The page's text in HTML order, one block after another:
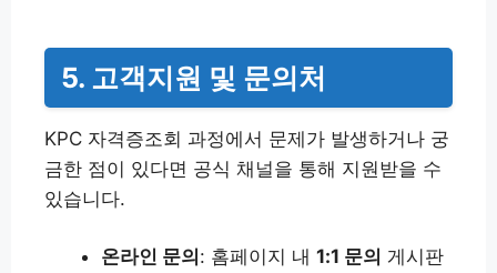
5. 고객지원 및 문의처
KPC 자격증조회 과정에서 문제가 발생하거나 궁
금한 점이 있다면 공식 채널을 통해 지원받을 수
있습니다.
온라인 문의: 홈페이지 내 1:1 문의 게시판